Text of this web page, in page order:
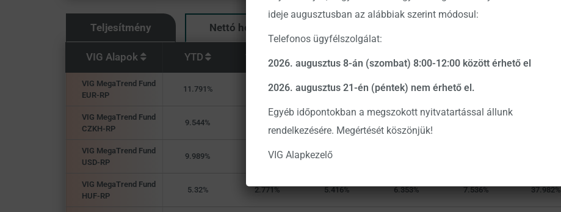
Teljesítmény Nettó hozam
VIG Alapok YTD 1 hónap 3 hónap 6 hónap 12 hónap
VIG MegaTrend Fund
EUR-RP
11.791% -0.023% 4.368% 10.896% 18.029%
VIG MegaTrend Fund
CZKH-RP
9.544%
VIG MegaTrend Fund
USD-RP
9.989% 1.052% 2.423%
VIG MegaTrend Fund
HUF-RP
5.32% 2.771% 5.416% 6.353% 7.536% 37.982%
ideje augusztusban az alábbiak szerint módosul:
Telefonos ügyfélszolgálat:
2026. augusztus 8-án (szombat) 8:00-12:00 között érhető el
2026. augusztus 21-én (péntek) nem érhető el.
Egyéb időpontokban a megszokott nyitvatartással állunk
rendelkezésére. Megértését köszönjük!
VIG Alapkezelő